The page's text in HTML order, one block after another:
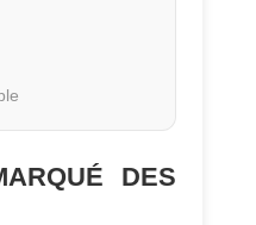
DES